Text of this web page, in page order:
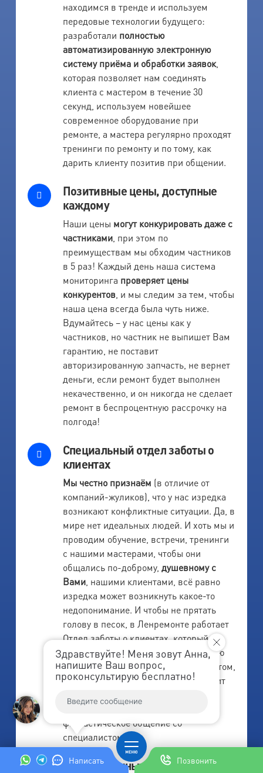
Написать Позвонить
Здравствуйте! Меня зовут Анна,
напишите Ваш вопрос,
проконсультирую бесплатно!
находимся в тренде и используем
передовые технологии будущего:
разработали полностью
автоматизированную электронную
систему приёма и обработки заявок,
которая позволяет нам соединять
клиента с мастером в течение 30
секунд, используем новейшее
современное оборудование при
ремонте, а мастера регулярно проходят
тренинги по ремонту и по тому, как
дарить клиенту позитив при общении.
Позитивные цены, доступные
каждому
Наши цены могут конкурировать даже с
частниками, при этом по
преимуществам мы обходим частников
в 5 раз! Каждый день наша система
мониторинга проверяет цены
конкурентов, и мы следим за тем, чтобы
наша цена всегда была чуть ниже.
Вдумайтесь – у нас цены как у
частников, но частник не выпишет Вам
гарантию, не поставит
авторизированную запчасть, не вернет
деньги, если ремонт будет выполнен
некачественно, и он никогда не сделает
ремонт в беспроцентную рассрочку на
полгода!
Специальный отдел заботы о
клиентах
Мы честно признаём (в отличие от
компаний-жуликов), что у нас изредка
возникают конфликтные ситуации. Да, в
мире нет идеальных людей. И хоть мы и
проводим обучение, встречи, тренинги
с нашими мастерами, чтобы они
общались по-доброму, душевному с
Вами, нашими клиентами, всё равно
изредка может возникнуть какое-то
недопонимание. И чтобы не прятать
голову в песок, в Ленремонте работает
Отдел заботы о клиентах, который
уладит любую конфликтную ситуацию
между мастером по ремонту и клиентом,
подберет другого мастера и приложит
только высококлассный ремонт, но и
фантастическое общение со
специалистом.
Кроме обычных петербуржцев,